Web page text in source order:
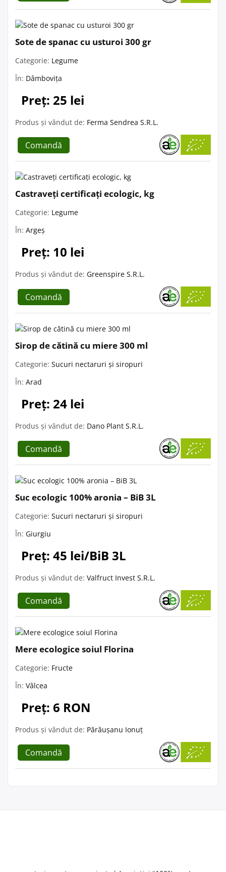
Sote de spanac cu usturoi 300 gr
Categorie: Legume
În: Dâmbovița
Preț: 25 lei
Produs și vândut de: Ferma Sendrea S.R.L.
Comandă
Castraveți certificați ecologic, kg
Categorie: Legume
În: Argeș
Preț: 10 lei
Produs și vândut de: Greenspire S.R.L.
Comandă
Sirop de cătină cu miere 300 ml
Categorie: Sucuri nectaruri și siropuri
În: Arad
Preț: 24 lei
Produs și vândut de: Dano Plant S.R.L.
Comandă
Suc ecologic 100% aronia – BiB 3L
Categorie: Sucuri nectaruri și siropuri
În: Giurgiu
Preț: 45 lei/BiB 3L
Produs și vândut de: Valfruct Invest S.R.L.
Comandă
Mere ecologice soiul Florina
Categorie: Fructe
În: Vâlcea
Preț: 6 RON
Produs și vândut de: Părăușanu Ionuț
Comandă